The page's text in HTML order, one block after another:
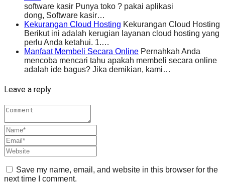
software kasir Punya toko ? pakai aplikasi
dong, Software kasir…
Kekurangan Cloud Hosting Kekurangan Cloud Hosting
Berikut ini adalah kerugian layanan cloud hosting yang
perlu Anda ketahui. 1.…
Manfaat Membeli Secara Online Pernahkah Anda
mencoba mencari tahu apakah membeli secara online
adalah ide bagus? Jika demikian, kami…
Leave a reply
Save my name, email, and website in this browser for the
next time I comment.